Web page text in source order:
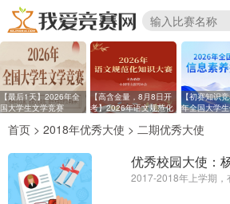
【最后1天】2026年全
国大学生文学竞赛
【高含金量，8月8日开
考】2026年语文规范化
【初赛知识
年全国大学
首页 > 2018年优秀大使 > 二期优秀大使
优秀校园大使：
2017-2018年上学期，